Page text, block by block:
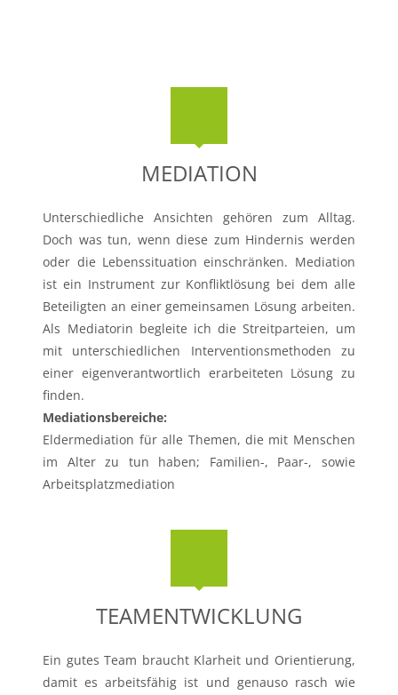
MEDIATION
Unterschiedliche Ansichten gehören zum Alltag.
Doch was tun, wenn diese zum Hindernis werden
oder die Lebenssituation einschränken. Mediation
ist ein Instrument zur Konfliktlösung bei dem alle
Beteiligten an einer gemeinsamen Lösung arbeiten.
Als Mediatorin begleite ich die Streitparteien, um
mit unterschiedlichen Interventionsmethoden zu
einer eigenverantwortlich erarbeiteten Lösung zu
finden.
Mediationsbereiche:
Eldermediation für alle Themen, die mit Menschen
im Alter zu tun haben; Familien-, Paar-, sowie
Arbeitsplatzmediation
TEAMENTWICKLUNG
Ein gutes Team braucht Klarheit und Orientierung,
damit es arbeitsfähig ist und genauso rasch wie